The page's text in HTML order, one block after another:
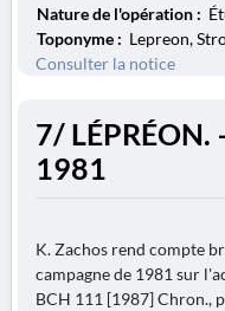
Nature de l'opération :
Toponyme : Lepreon,
Consulter la notice
7/
1981
K. Zachos rend compte
campagne de 1981 sur
BCH 111 [1987] Chron.,